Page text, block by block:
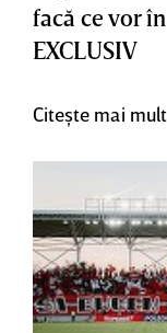
facă ce vor
EXCLUSIV
Citește mai mult